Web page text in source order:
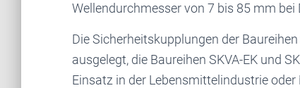
Wellendurchmesser von 7 bis 85 mm
Die Sicherheitskupplungen der
ausgelegt, die Baureihen SKVA-EK und
Einsatz in der Lebensmittelindustrie